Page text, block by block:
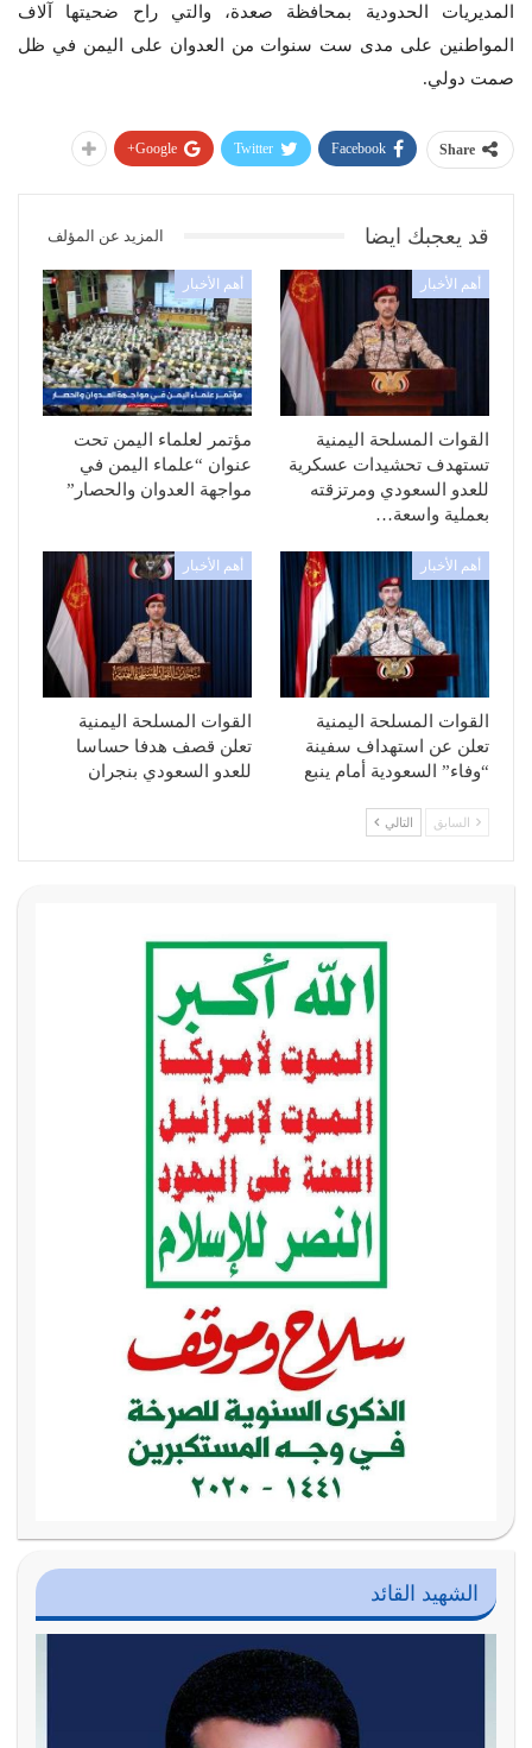
المديريات الحدودية بمحافظة صعدة، والتي راح ضحيتها آلاف
المواطنين على مدى ست سنوات من العدوان على اليمن في ظل
صمت دولي.
Share
Facebook
Twitter
Google+
قد يعجبك ايضا المزيد عن المؤلف
أهم الأخبار
القوات المسلحة اليمنية
تستهدف تحشيدات عسكرية
للعدو السعودي ومرتزقته
بعملية واسعة…
أهم الأخبار
مؤتمر لعلماء اليمن تحت
عنوان “علماء اليمن في
مواجهة العدوان والحصار”
أهم الأخبار
القوات المسلحة اليمنية
تعلن عن استهداف سفينة
“وفاء” السعودية أمام ينبع
أهم الأخبار
القوات المسلحة اليمنية
تعلن قصف هدفا حساسا
للعدو السعودي بنجران
السابق التالي
الشهيد القائد